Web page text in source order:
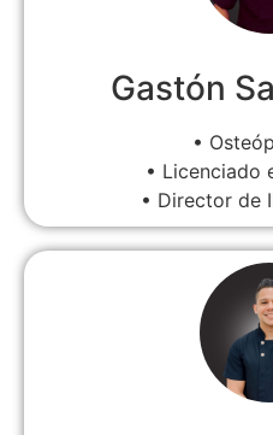
Gastón
•
• Licenciado
• Director de